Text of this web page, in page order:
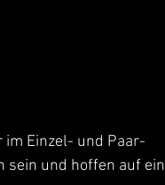
Einzel- und Paar-
und hoffen auf ein